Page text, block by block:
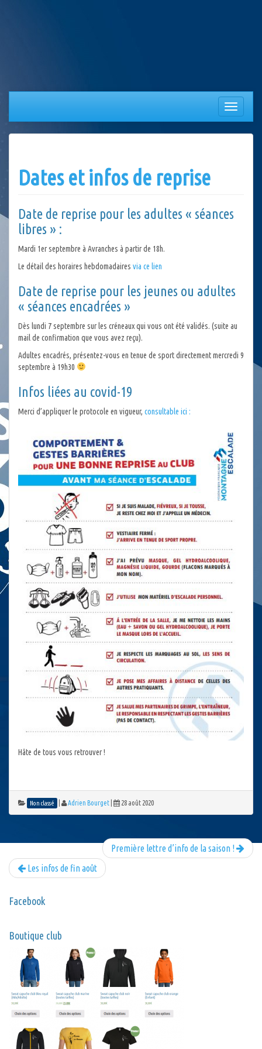
Afficher/
la
Dates et infos de reprise
Date de reprise pour les adultes « séances
libres » :
Mardi 1er septembre à Avranches à partir de 18h.
Le détail des horaires hebdomadaires via ce lien
Date de reprise pour les jeunes ou adultes
« séances encadrées »
Dès lundi 7 septembre sur les créneaux qui vous ont été validés. (suite au
mail de confirmation que vous avez reçu).
Adultes encadrés, présentez-vous en tenue de sport directement mercredi 9
septembre à 19h30
Infos liées au covid-19
Merci d’appliquer le protocole en vigueur, consultable ici :
Hâte de tous vous retrouver !
Non classé Adrien Bourget 28 août 2020
Première lettre d’info de la saison !
Les infos de fin août
Facebook
Boutique club